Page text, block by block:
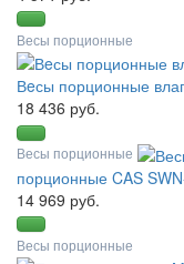
Весы порционные
Вeсы порционные
18 436 руб.
Весы порционные
порционные CAS
14 969 руб.
Весы порционные